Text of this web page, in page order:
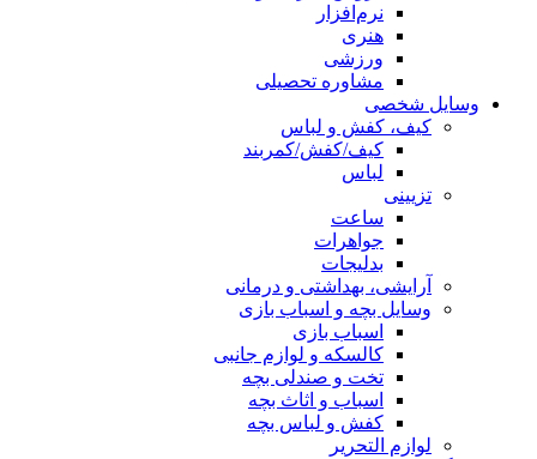
نرم‌افزار
هنری
ورزشی
مشاوره تحصیلی
وسایل شخصی
کیف، کفش و لباس
کیف/کفش/کمربند
لباس
تزیینی
ساعت
جواهرات
بدلیجات
آرایشی، بهداشتی و درمانی
وسایل بچه و اسباب بازی
اسباب بازی
کالسکه و لوازم جانبی
تخت و صندلی بچه
اسباب و اثاث بچه
کفش و لباس بچه
لوازم التحریر